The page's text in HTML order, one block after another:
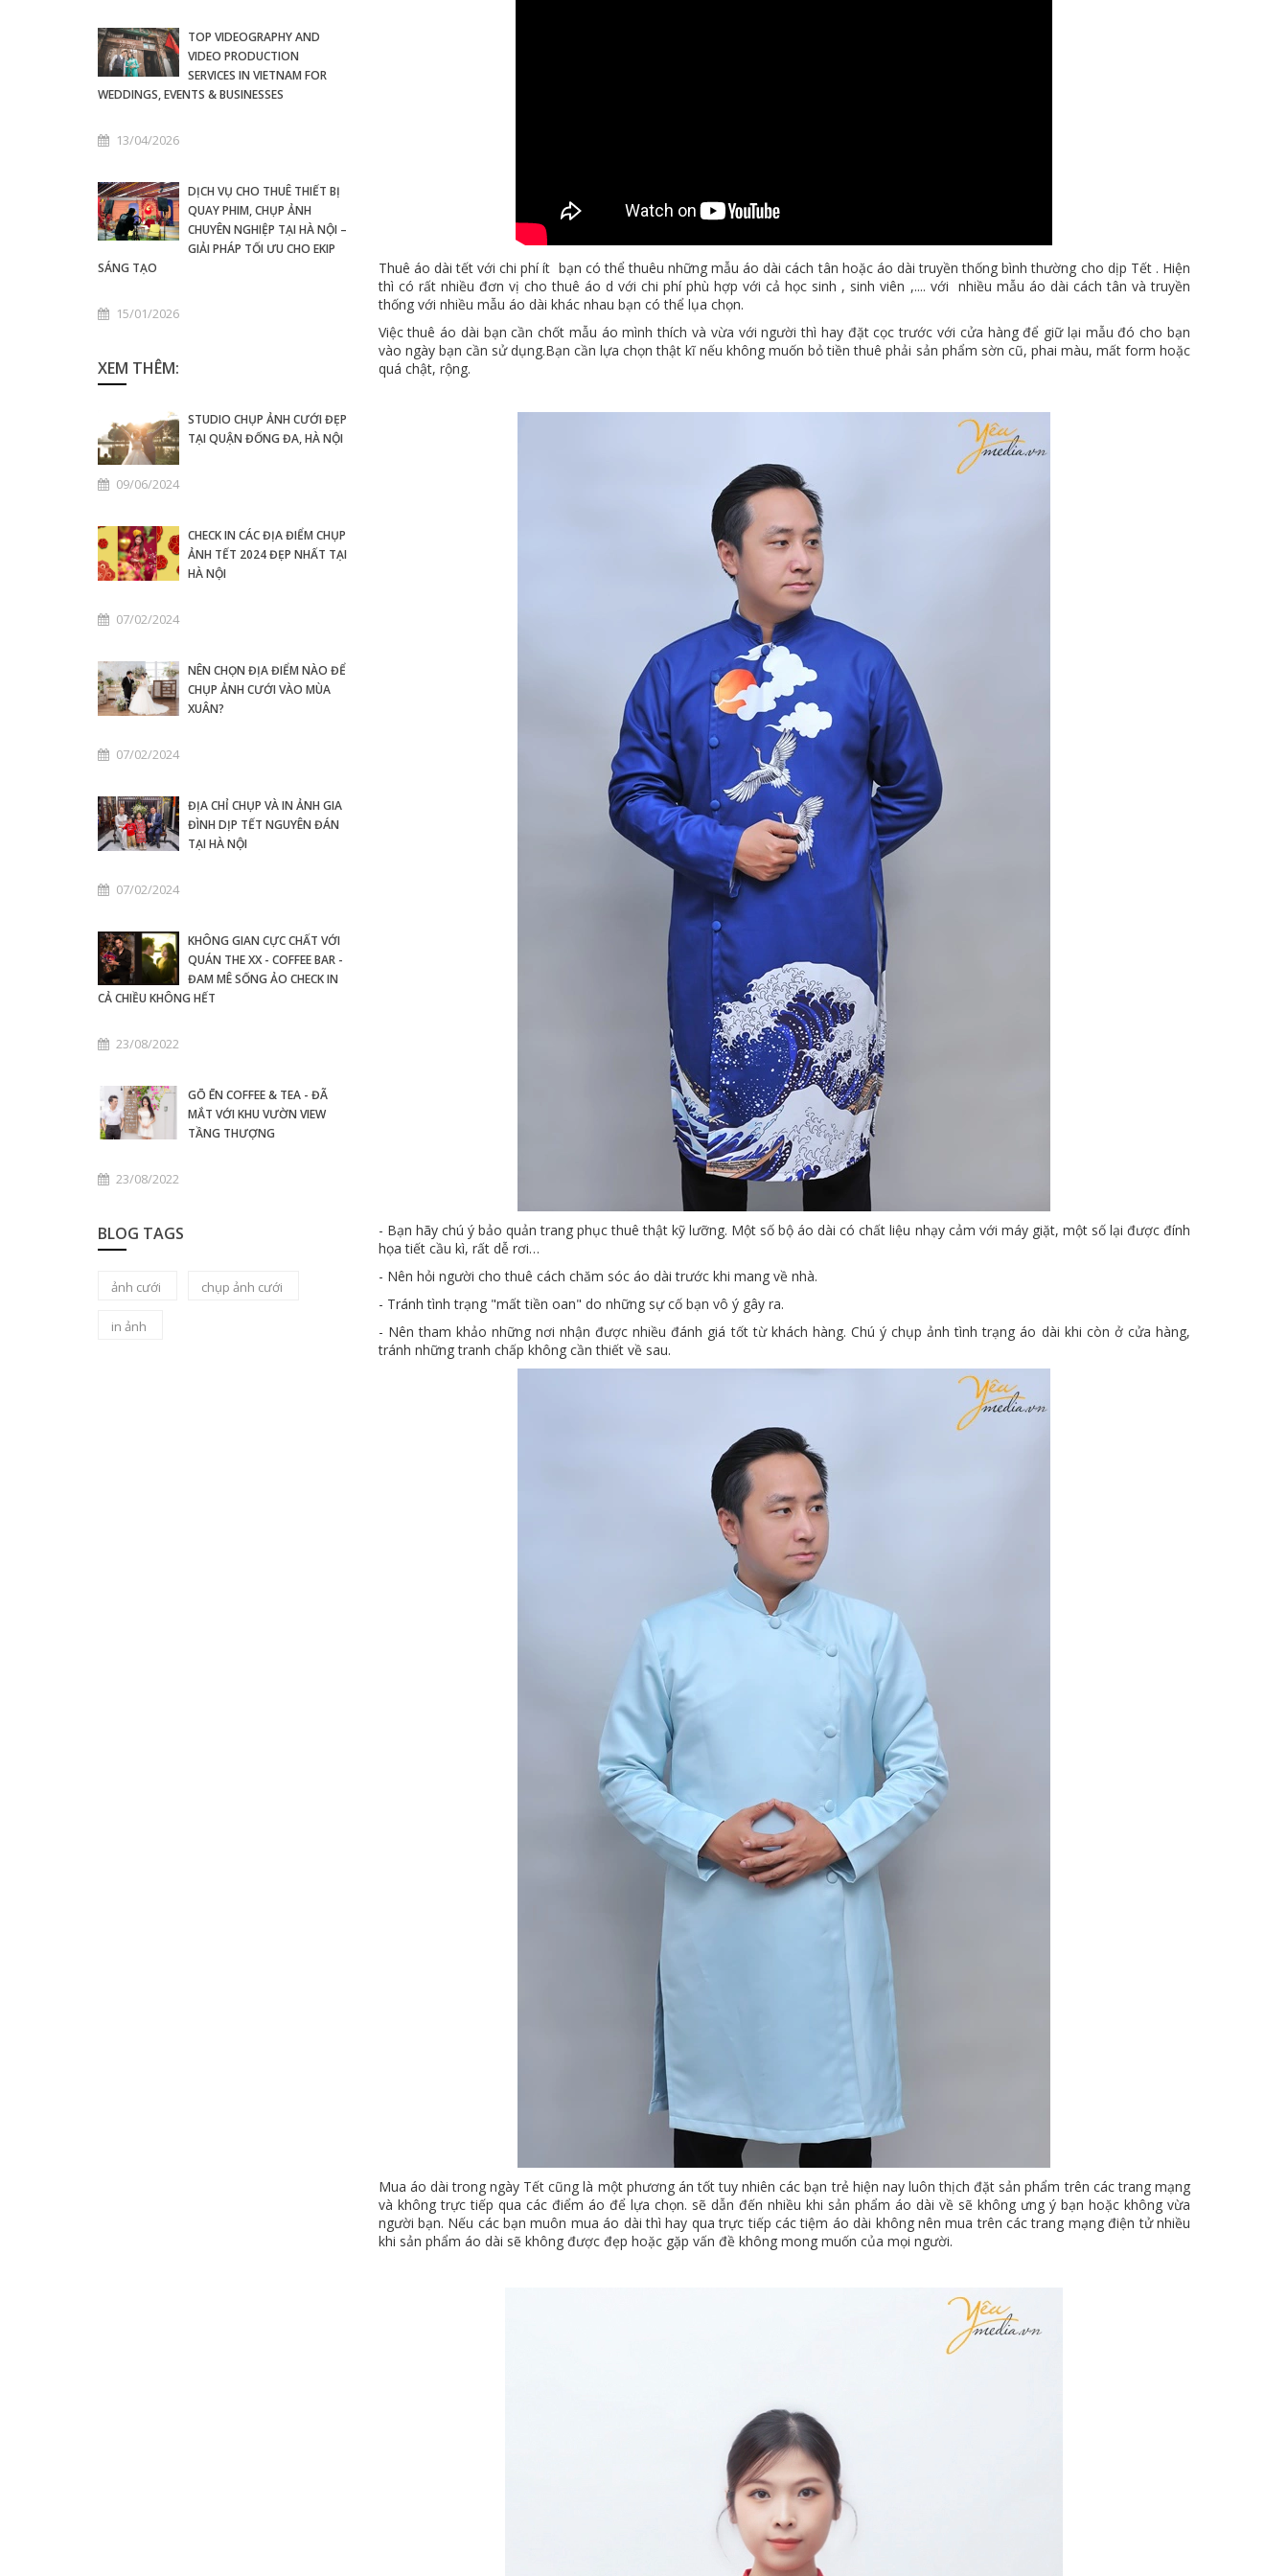
TOP VIDEOGRAPHY AND
VIDEO PRODUCTION
SERVICES IN VIETNAM FOR
WEDDINGS, EVENTS & BUSINESSES
13/04/2026
DỊCH VỤ CHO THUÊ THIẾT BỊ
QUAY PHIM, CHỤP ẢNH
CHUYÊN NGHIỆP TẠI HÀ NỘI –
GIẢI PHÁP TỐI ƯU CHO EKIP
SÁNG TẠO
15/01/2026
XEM THÊM:
STUDIO CHỤP ẢNH CƯỚI ĐẸP
TẠI QUẬN ĐỐNG ĐA, HÀ NỘI
09/06/2024
CHECK IN CÁC ĐỊA ĐIỂM CHỤP
ẢNH TẾT 2024 ĐẸP NHẤT TẠI
HÀ NỘI
07/02/2024
NÊN CHỌN ĐỊA ĐIỂM NÀO ĐỂ
CHỤP ẢNH CƯỚI VÀO MÙA
XUÂN?
07/02/2024
ĐỊA CHỈ CHỤP VÀ IN ẢNH GIA
ĐÌNH DỊP TẾT NGUYÊN ĐÁN
TẠI HÀ NỘI
07/02/2024
KHÔNG GIAN CỰC CHẤT VỚI
QUÁN THE XX - COFFEE BAR -
ĐAM MÊ SỐNG ẢO CHECK IN
CẢ CHIỀU KHÔNG HẾT
23/08/2022
GŌ ĒN COFFEE & TEA - ĐÃ
MẮT VỚI KHU VƯỜN VIEW
TẦNG THƯỢNG
23/08/2022
BLOG TAGS
ảnh cưới chụp ảnh cưới
in ảnh
Thuê áo dài tết với chi phí ít bạn có thể thuêu những mẫu áo dài cách tân hoặc áo dài truyền thống bình thường cho dịp Tết . Hiện
thì có rất nhiều đơn vị cho thuê áo d với chi phí phù hợp với cả học sinh , sinh viên ,.... với nhiều mẫu áo dài cách tân và truyền
thống với nhiều mẫu áo dài khác nhau bạn có thể lụa chọn.
Việc thuê áo dài bạn cần chốt mẫu áo mình thích và vừa với người thì hay đặt cọc trước với cửa hàng để giữ lại mẫu đó cho bạn
vào ngày bạn cần sử dụng.Bạn cần lựa chọn thật kĩ nếu không muốn bỏ tiền thuê phải sản phẩm sờn cũ, phai màu, mất form hoặc
quá chật, rộng.
- Bạn hãy chú ý bảo quản trang phục thuê thật kỹ lưỡng. Một số bộ áo dài có chất liệu nhạy cảm với máy giặt, một số lại được đính
họa tiết cầu kì, rất dễ rơi…
- Nên hỏi người cho thuê cách chăm sóc áo dài trước khi mang về nhà.
- Tránh tình trạng "mất tiền oan" do những sự cố bạn vô ý gây ra.
- Nên tham khảo những nơi nhận được nhiều đánh giá tốt từ khách hàng. Chú ý chụp ảnh tình trạng áo dài khi còn ở cửa hàng,
tránh những tranh chấp không cần thiết về sau.
Mua áo dài trong ngày Tết cũng là một phương án tốt tuy nhiên các bạn trẻ hiện nay luôn thịch đặt sản phẩm trên các trang mạng
và không trực tiếp qua các điểm áo để lựa chọn. sẽ dẫn đến nhiều khi sản phẩm áo dài về sẽ không ưng ý bạn hoặc không vừa
người bạn. Nếu các bạn muôn mua áo dài thì hay qua trực tiếp các tiệm áo dài không nên mua trên các trang mạng điện tử nhiều
khi sản phẩm áo dài sẽ không được đẹp hoặc gặp vấn đề không mong muốn của mọi người.